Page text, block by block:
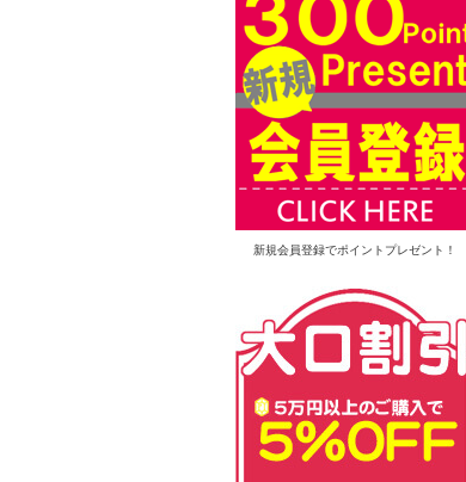
新規会員登録でポイントプレゼント！